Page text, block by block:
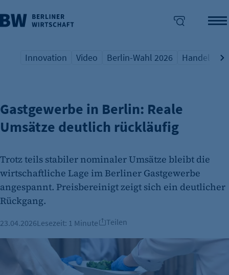
überspringen
Übersicht Schlagwort
Innovation
Übersicht Schlagwort
Video
Übersicht Schlagwort
Berlin-Wahl 2026
Übersicht
Handel
GASTGEWERBE
Gastgewerbe in Berlin: Reale
Umsätze deutlich rückläufig
Trotz teils stabiler nominaler Umsätze bleibt die
wirtschaftliche Lage im Berliner Gastgewerbe
angespannt. Preisbereinigt zeigt sich ein deutlicher
Rückgang.
23.04.2026Lesezeit: 1 Minute Teilen